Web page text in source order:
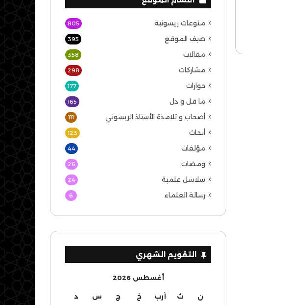
منوعات ريسونية 805
ضيف الموقع 395
مقالات 358
مشاركات 298
حوارات 177
ما قل و دل 165
أصحاب و تلامذة الأستاذ الريسوني 111
أبحاث 123
مؤلفات 44
ومضات 26
سلاسل علمية 24
رسالة العلماء 6
التقويم الشهري
أغسطس 2026
ن ث أرب خ ج س د